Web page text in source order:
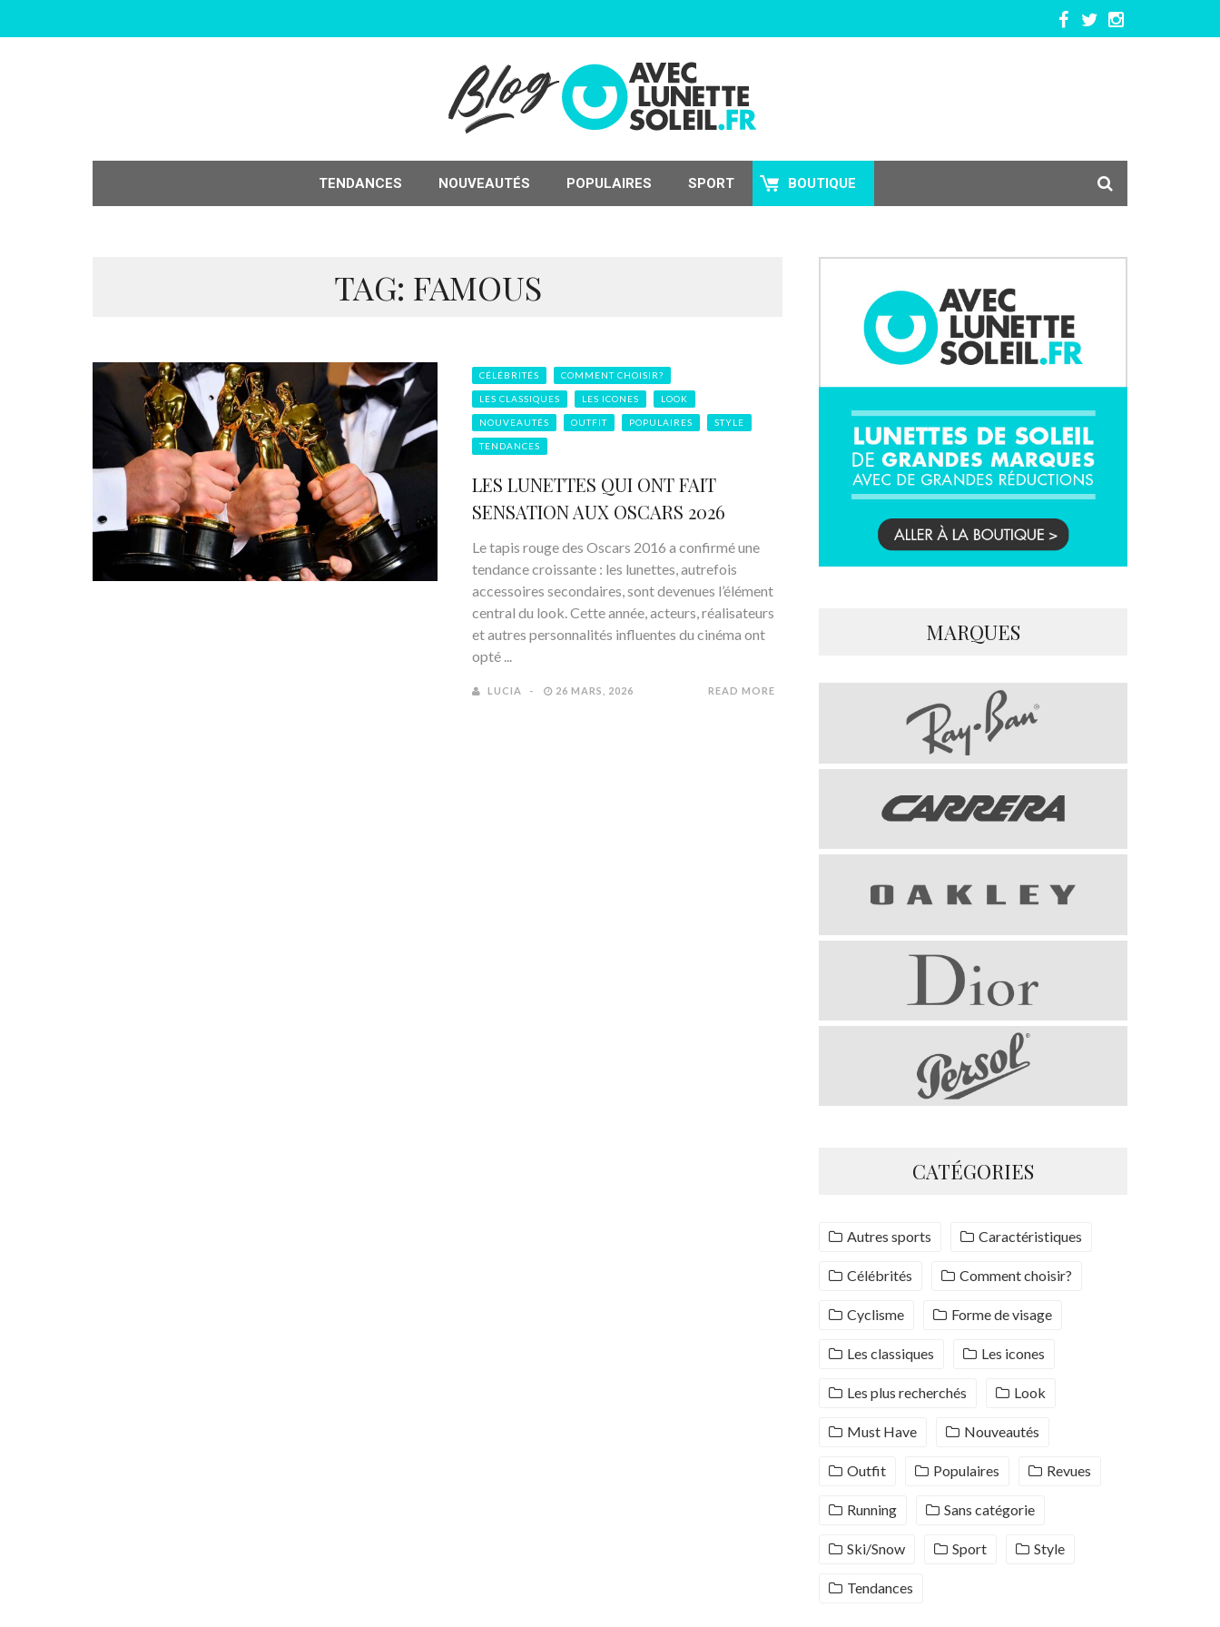
TENDANCES NOUVEAUTÉS POPULAIRES SPORT BOUTIQUE
TAG: FAMOUS
CÉLÉBRITÉS COMMENT CHOISIR?
LES CLASSIQUES LES ICONES LOOK
NOUVEAUTÉS OUTFIT POPULAIRES STYLE
TENDANCES
LES LUNETTES QUI ONT FAIT
SENSATION AUX OSCARS 2026
Le tapis rouge des Oscars 2016 a confirmé une
tendance croissante : les lunettes, autrefois
accessoires secondaires, sont devenues l’élément
central du look. Cette année, acteurs, réalisateurs
et autres personnalités influentes du cinéma ont
opté ...
LUCIA 26 MARS, 2026 READ MORE
MARQUES
CATÉGORIES
Autres sports Caractéristiques
Célébrités Comment choisir?
Cyclisme Forme de visage
Les classiques Les icones
Les plus recherchés Look
Must Have Nouveautés
Outfit Populaires Revues
Running Sans catégorie
Ski/Snow Sport Style
Tendances